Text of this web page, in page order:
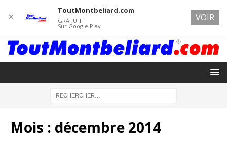
Mois : décembre 2014
✕
ToutMontbeliard.com
GRATUIT
Sur Google Play
VOIR